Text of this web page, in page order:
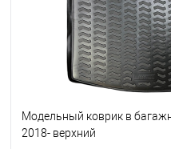
В избранное
Модельный коврик в
2018- верхний